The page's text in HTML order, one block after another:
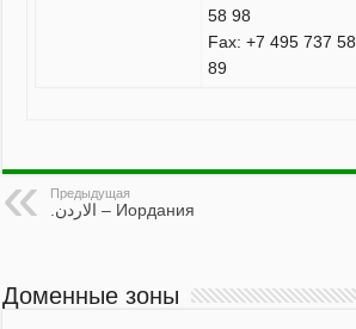
58 98
Fax: +7 495 737 58
89
Предыдущая
.الاردن – Иордания
Доменные зоны